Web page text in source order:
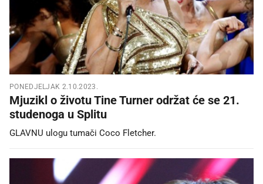
PONEDJELJAK 2.10.2023.
Mjuzikl o životu Tine Turner održat će se 21.
studenoga u Splitu
GLAVNU ulogu tumači Coco Fletcher.